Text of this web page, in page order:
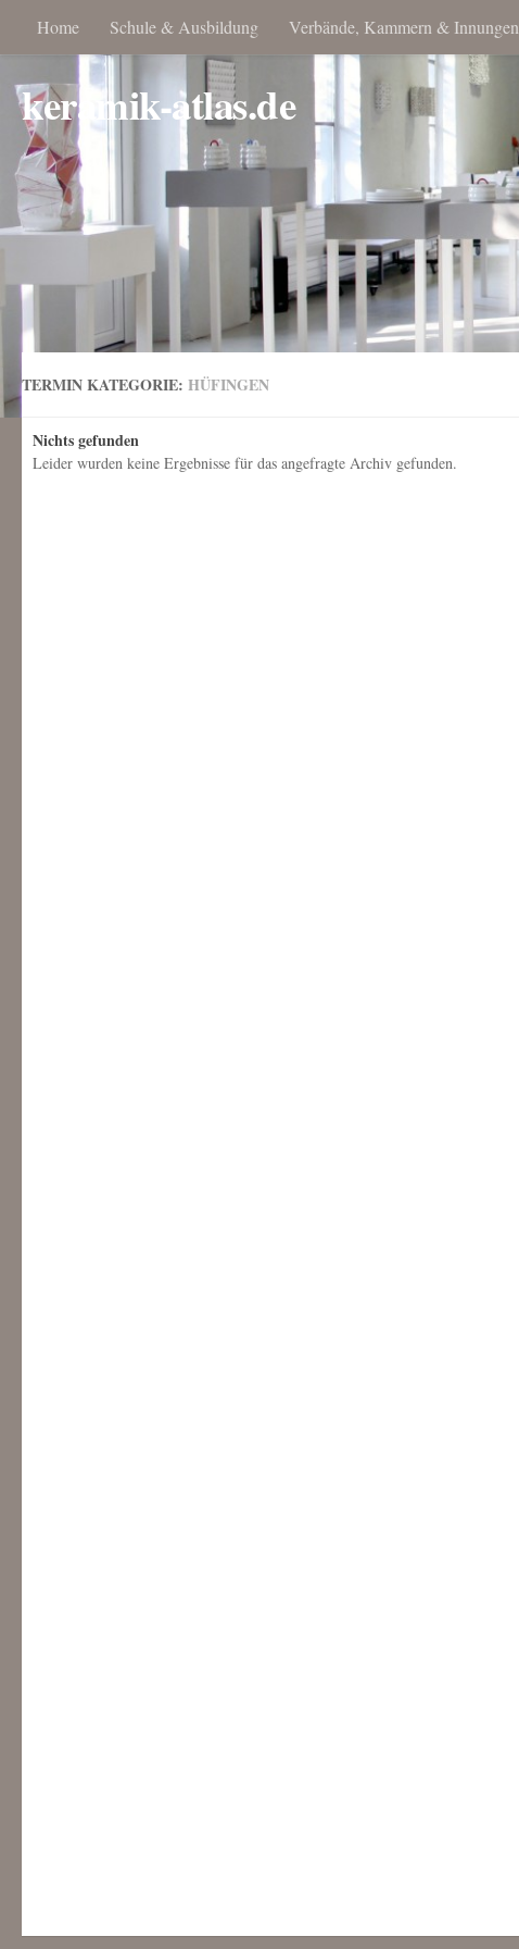
Home Schule & Ausbildung Verbände, Kammern & Innungen
keramik-atlas.de
TERMIN KATEGORIE: HÜFINGEN
Nichts gefunden
Leider wurden keine Ergebnisse für das angefragte Archiv gefunden.